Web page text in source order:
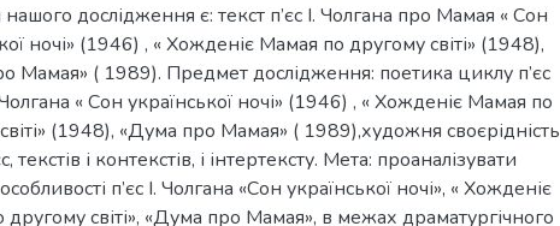
дослідження є: текст п’єс І. Чолгана про Мамая « Сон
ночі» (1946) , « Хожденіє Мамая по другому світі» (1948),
Мамая» ( 1989). Предмет дослідження: поетика циклу п’єс
Чолгана « Сон української ночі» (1946) , « Хожденіє Мамая по
(1948), «Дума про Мамая» ( 1989),художня своєрідність
текстів і контекстів, і інтертексту. Мета: проаналізувати
п’єс І. Чолгана «Сон української ночі», « Хожденіє
світі», «Дума про Мамая», в межах драматургічного